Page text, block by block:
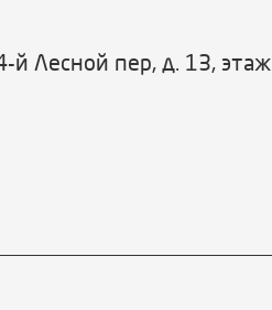
й Лесной пер, д. 13, этаж